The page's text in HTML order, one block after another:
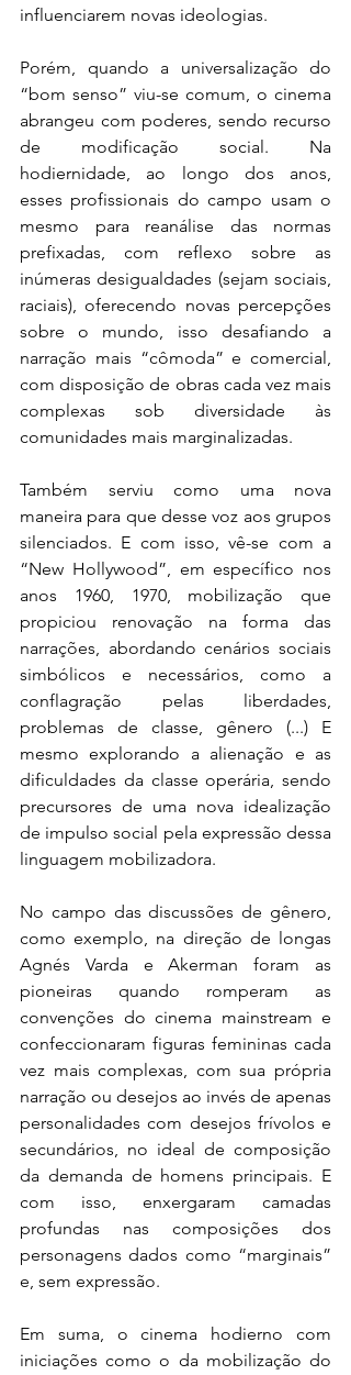
influenciarem novas ideologias.
Porém, quando a universalização do
“bom senso” viu-se comum, o cinema
abrangeu com poderes, sendo recurso
de modificação social. Na
hodiernidade, ao longo dos anos,
esses profissionais do campo usam o
mesmo para reanálise das normas
prefixadas, com reflexo sobre as
inúmeras desigualdades (sejam sociais,
raciais), oferecendo novas percepções
sobre o mundo, isso desafiando a
narração mais “cômoda” e comercial,
com disposição de obras cada vez mais
complexas sob diversidade às
comunidades mais marginalizadas.
Também serviu como uma nova
maneira para que desse voz aos grupos
silenciados. E com isso, vê-se com a
“New Hollywood”, em específico nos
anos 1960, 1970, mobilização que
propiciou renovação na forma das
narrações, abordando cenários sociais
simbólicos e necessários, como a
conflagração pelas liberdades,
problemas de classe, gênero (...) E
mesmo explorando a alienação e as
dificuldades da classe operária, sendo
precursores de uma nova idealização
de impulso social pela expressão dessa
linguagem mobilizadora.
No campo das discussões de gênero,
como exemplo, na direção de longas
Agnés Varda e Akerman foram as
pioneiras quando romperam as
convenções do cinema mainstream e
confeccionaram figuras femininas cada
vez mais complexas, com sua própria
narração ou desejos ao invés de apenas
personalidades com desejos frívolos e
secundários, no ideal de composição
da demanda de homens principais. E
com isso, enxergaram camadas
profundas nas composições dos
personagens dados como “marginais”
e, sem expressão.
Em suma, o cinema hodierno com
iniciações como o da mobilização do